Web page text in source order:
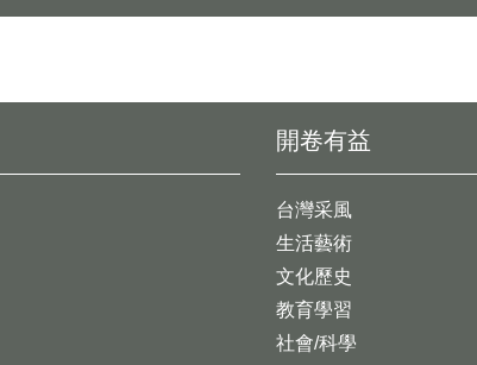
開卷有益
台灣采風
生活藝術
文化歷史
教育學習
社會/科學